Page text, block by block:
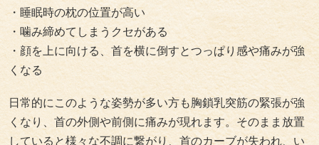
・睡眠時の枕の位置が高い
・噛み締めてしまうクセがある
・顔を上に向ける、首を横に倒すとつっぱり感や痛みが強
くなる
日常的にこのような姿勢が多い方も胸鎖乳突筋の緊張が強
くなり、首の外側や前側に痛みが現れます。そのまま放置
していると様々な不調に繋がり、首のカーブが失われ、い